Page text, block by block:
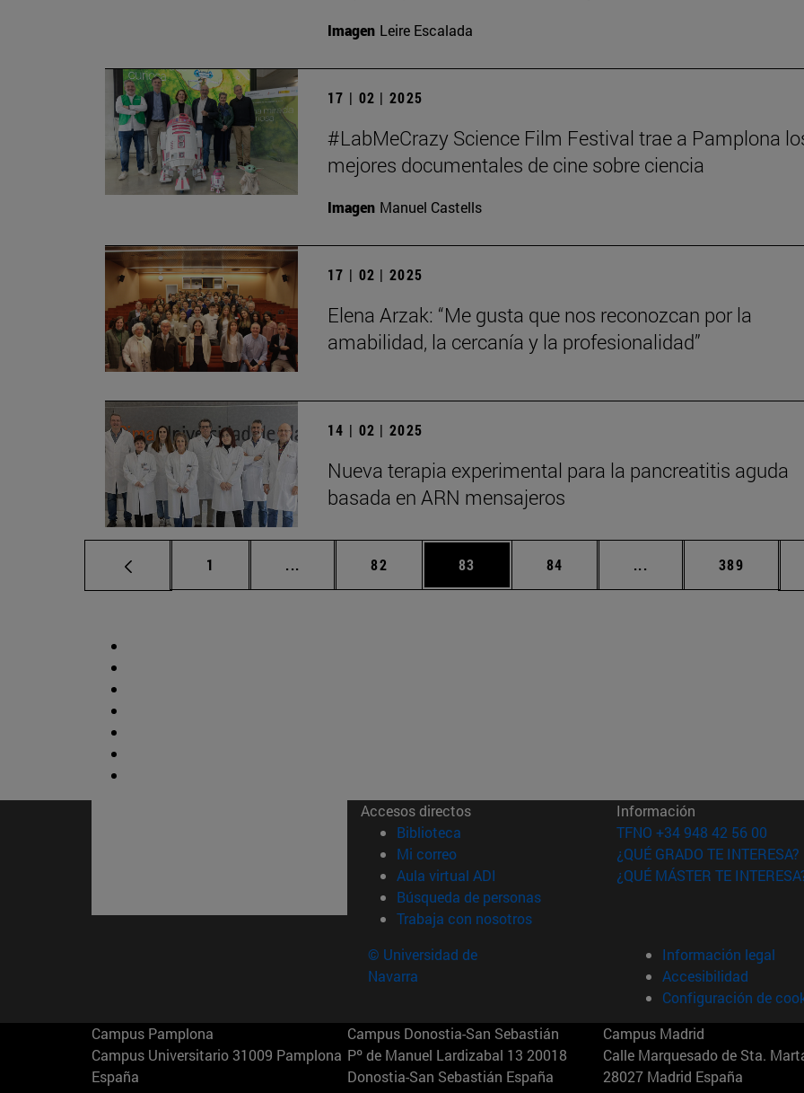
Imagen Leire Escalada
17 | 02 | 2025
#LabMeCrazy Science Film Festival trae a Pamplona
mejores documentales de cine sobre ciencia
Imagen Manuel Castells
17 | 02 | 2025
Elena Arzak: “Me gusta que nos reconozcan por la
amabilidad, la cercanía y la profesionalidad”
14 | 02 | 2025
Nueva terapia experimental para la pancreatitis aguda
basada en ARN mensajeros
Página
1 ... Páginas intermedias Use TAB para desplazarse.
Página
82 Página
83 Página
84 ... Páginas intermedias
Página
389
Accesos directos
Biblioteca (abre en nueva ventana)
Mi correo(abre en nueva ventana)
Aula virtual ADI (abre en nueva ventana)
Búsqueda de personas(abre en nueva ventana)
Trabaja con nosotros(abre en nueva ventana)
Información
TFNO +34 948 42 56 00
¿QUÉ GRADO TE INTERESA?
¿QUÉ MÁSTER TE
© Universidad de
Navarra
Información legal
Accesibilidad
Configuración de
Campus Pamplona
Campus Universitario 31009 Pamplona
España
Campus Donostia-San Sebastián
Pº de Manuel Lardizabal 13 20018
Donostia-San Sebastián España
Campus Madrid
Calle Marquesado de Sta.
28027 Madrid España